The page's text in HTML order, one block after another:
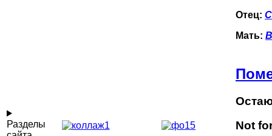
Разделы
Отец:
Мать:
Not